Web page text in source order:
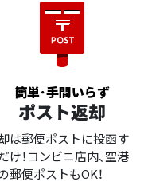
簡単･手間いらず
ポスト返却
は郵便ポストに投函す
け！コンビニ店内、空港
郵便ポストもOK！